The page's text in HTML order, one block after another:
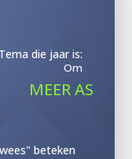
die jaar is:
Om
MEER AS
beteken